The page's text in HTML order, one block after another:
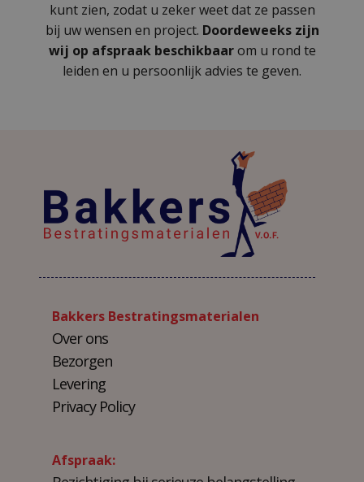
kunt zien, zodat u zeker weet dat ze passen
bij uw wensen en project. Doordeweeks zijn
wij op afspraak beschikbaarom u rond te
leiden en u persoonlijk advies te geven.
Bakkers Bestratingsmaterialen
Over ons
Bezorgen
Levering
Privacy Policy
Afspraak: